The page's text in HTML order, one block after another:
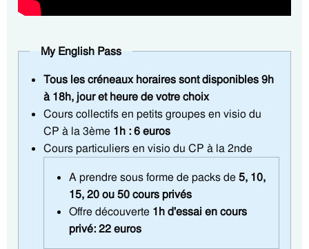
My English Pass
Tous les créneaux horaires sont disponibles 9h
à 18h, jour et heure de votre choix
Cours collectifs en petits groupes en visio du
CP à la 3ème 1h : 6 euros
Cours particuliers en visio du CP à la 2nde
A prendre sous forme de packs de5, 10,
15, 20 ou 50 cours privés
Offre découverte 1h d'essai en cours
privé: 22 euros